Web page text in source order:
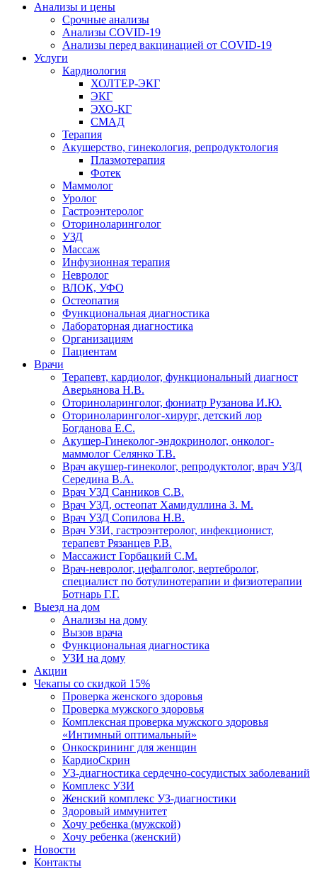
Анализы и цены
Срочные анализы
Анализы COVID-19
Анализы перед вакцинацией от COVID-19
Услуги
Кардиология
ХОЛТЕР-ЭКГ
ЭКГ
ЭХО-КГ
СМАД
Терапия
Акушерство, гинекология, репродуктология
Плазмотерапия
Фотек
Маммолог
Уролог
Гастроэнтеролог
Оториноларинголог
УЗД
Массаж
Инфузионная терапия
Невролог
ВЛОК, УФО
Остеопатия
Функциональная диагностика
Лабораторная диагностика
Организациям
Пациентам
Врачи
Терапевт, кардиолог, функциональный диагност
Аверьянова Н.В.
Оториноларинголог, фониатр Рузанова И.Ю.
Оториноларинголог-хирург, детский лор
Богданова Е.С.
Акушер-Гинеколог-эндокринолог, онколог-
маммолог Селянко Т.В.
Врач акушер-гинеколог, репродуктолог, врач УЗД
Середина В.А.
Врач УЗД Санников С.В.
Врач УЗД, остеопат Хамидуллина З. М.
Врач УЗД Сопилова Н.В.
Врач УЗИ, гастроэнтеролог, инфекционист,
терапевт Рязанцев Р.В.
Массажист Горбацкий С.М.
Врач-невролог, цефалголог, вертебролог,
специалист по ботулинотерапии и физиотерапии
Ботнарь Г.Г.
Выезд на дом
Анализы на дому
Вызов врача
Функциональная диагностика
УЗИ на дому
Акции
Чекапы со скидкой 15%
Проверка женского здоровья
Проверка мужского здоровья
Комплексная проверка мужского здоровья
«Интимный оптимальный»
Онкоcкрининг для женщин
КардиоСкрин
УЗ-диагностика сердечно-сосудистых заболеваний
Комплекс УЗИ
Женский комплекс УЗ-диагностики
Здоровый иммунитет
Хочу ребенка (мужской)
Хочу ребенка (женский)
Новости
Контакты